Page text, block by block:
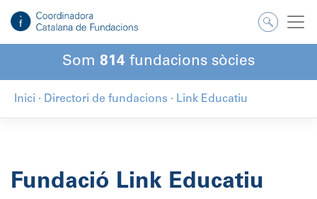
contingut
Som 814 fundacions sòcies
Inici · Directori de fundacions · Link Educatiu
Fundació Link Educatiu